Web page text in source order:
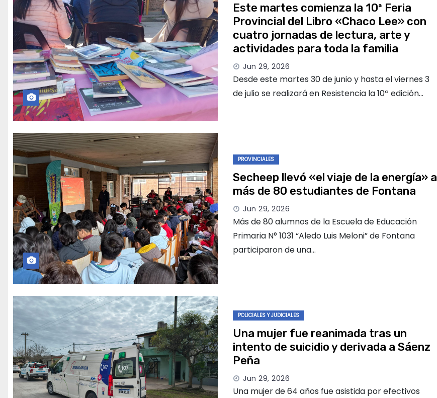
Este martes comienza la 10ª Feria
Provincial del Libro «Chaco Lee» con
cuatro jornadas de lectura, arte y
actividades para toda la familia
Jun 29, 2026
Desde este martes 30 de junio y hasta el viernes 3
de julio se realizará en Resistencia la 10ª edición…
PROVINCIALES
Secheep llevó «el viaje de la energía» a
más de 80 estudiantes de Fontana
Jun 29, 2026
Más de 80 alumnos de la Escuela de Educación
Primaria N° 1031 “Aledo Luis Meloni” de Fontana
participaron de una…
POLICIALES Y JUDICIALES
Una mujer fue reanimada tras un
intento de suicidio y derivada a Sáenz
Peña
Jun 29, 2026
Una mujer de 64 años fue asistida por efectivos